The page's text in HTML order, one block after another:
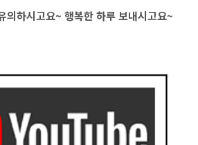
의하시고요~ 행복한 하루 보내시고요~